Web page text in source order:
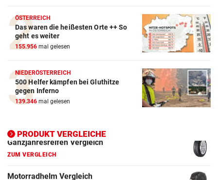
ÖSTERREICH
Das waren die heißesten Orte ++ So
geht es weiter
155.956 mal gelesen
NIEDERÖSTERREICH
500 Helfer kämpfen bei Gluthitze
gegen Inferno
139.346 mal gelesen
PRODUKT VERGLEICHE
Winterreifen Vergleich
ZUM VERGLEICH
Wagenheber Vergleich
ZUM VERGLEICH
Elektroroller Vergleich
ZUM VERGLEICH
ZUM VERGLEICH
Motorradhelm Vergleich